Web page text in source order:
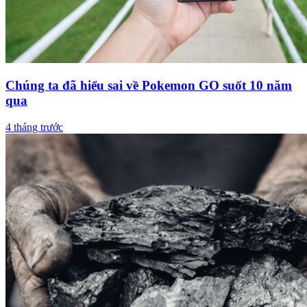
Chúng ta đã hiểu sai về Pokemon GO suốt 10 năm
qua
4 tháng trước